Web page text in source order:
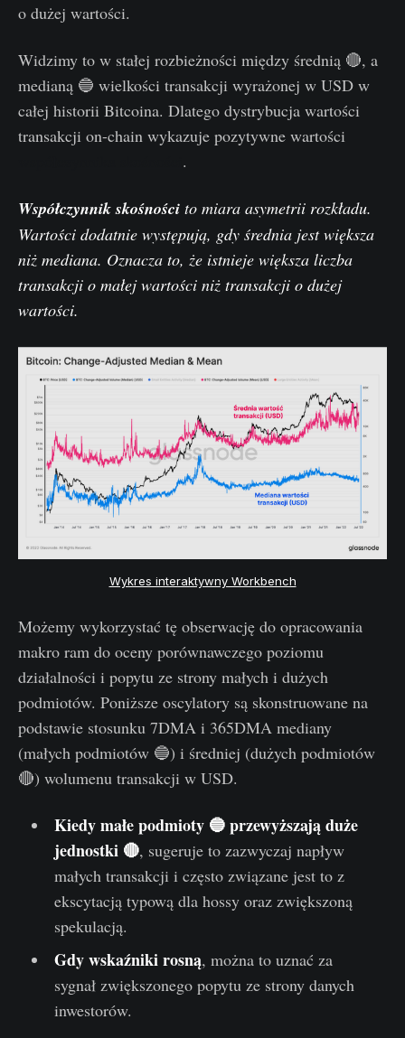
o dużej wartości.
Widzimy to w stałej rozbieżności między średnią 🔴, a
medianą 🔵 wielkości transakcji wyrażonej w USD w
całej historii Bitcoina. Dlatego dystrybucja wartości
transakcji on-chain wykazuje pozytywne wartości
.
Współczynnik skośności to miara asymetrii rozkładu.
Wartości dodatnie występują, gdy średnia jest większa
niż mediana. Oznacza to, że istnieje większa liczba
transakcji o małej wartości niż transakcji o dużej
wartości.
Wykres interaktywny Workbench
Możemy wykorzystać tę obserwację do opracowania
makro ram do oceny porównawczego poziomu
działalności i popytu ze strony małych i dużych
podmiotów. Poniższe oscylatory są skonstruowane na
podstawie stosunku 7DMA i 365DMA mediany
(małych podmiotów 🔵) i średniej (dużych podmiotów
🔴) wolumenu transakcji w USD.
Kiedy małe podmioty 🔵 przewyższają duże
jednostki 🔴, sugeruje to zazwyczaj napływ
małych transakcji i często związane jest to z
ekscytacją typową dla hossy oraz zwiększoną
spekulacją.
Gdy wskaźniki rosną, można to uznać za
sygnał zwiększonego popytu ze strony danych
inwestorów.